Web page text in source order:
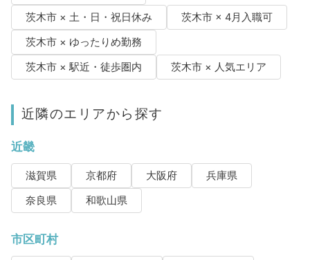
茨木市 × 土・日・祝日休み
茨木市 × 4月入職可
茨木市 × ゆったりめ勤務
茨木市 × 駅近・徒歩圏内
茨木市 × 人気エリア
近隣のエリアから探す
近畿
滋賀県 京都府 大阪府
兵庫県
奈良県
和歌山県
市区町村